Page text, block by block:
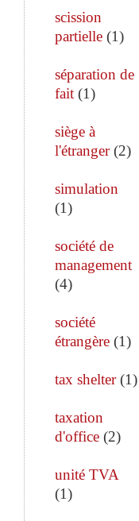
scission
partielle (1)
séparation de
fait (1)
siège à
l'étranger(2)
simulation
(1)
société de
management
(4)
société
étrangère (1)
tax shelter(1)
taxation
d'office (2)
unité TVA
(1)